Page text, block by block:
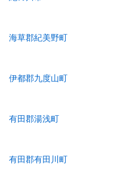
海草郡紀美野町
伊都郡九度山町
有田郡湯浅町
有田郡有田川町